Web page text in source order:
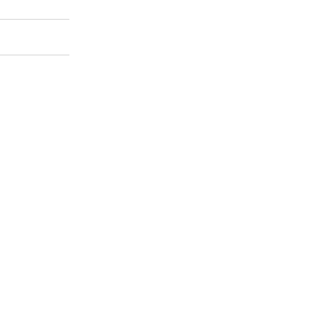
TERNICA"
DE UN CIERRE INOLVIDABLE EN EL TERCER DÍA DE LA